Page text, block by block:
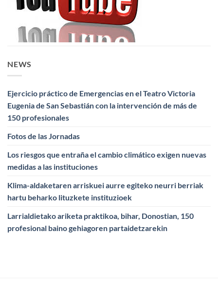
NEWS
Ejercicio práctico de Emergencias en el Teatro Victoria
Eugenia de San Sebastián con la intervención de más de
150 profesionales
Fotos de las Jornadas
Los riesgos que entraña el cambio climático exigen nuevas
medidas a las instituciones
Klima-aldaketaren arriskuei aurre egiteko neurri berriak
hartu beharko lituzkete instituzioek
Larrialdietako ariketa praktikoa, bihar, Donostian, 150
profesional baino gehiagoren partaidetzarekin